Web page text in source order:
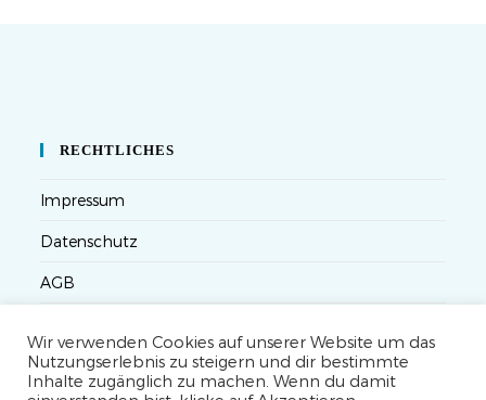
RECHTLICHES
Impressum
Datenschutz
AGB
Widerruf
Wir verwenden Cookies auf unserer Website um das
Nutzungserlebnis zu steigern und dir bestimmte
Inhalte zugänglich zu machen. Wenn du damit